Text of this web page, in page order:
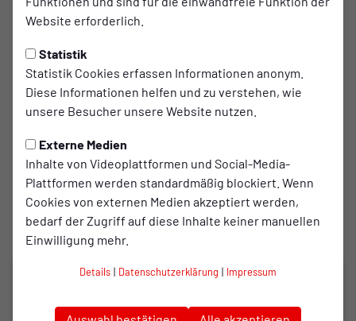
Website erforderlich.
Statistik
Statistik Cookies erfassen Informationen anonym.
Diese Informationen helfen und zu verstehen, wie
unsere Besucher unsere Website nutzen.
Externe Medien
Inhalte von Videoplattformen und Social-Media-
Plattformen werden standardmäßig blockiert. Wenn
Cookies von externen Medien akzeptiert werden,
bedarf der Zugriff auf diese Inhalte keiner manuellen
Einwilligung mehr.
Details | Datenschutzerklärung | Impressum
Medienarbeit oder die Unterstützung im Fanshop sind nur
ein Auszug der Aufgaben die von der Spieltags-Crew
Übernomen werden.
Auch du möchtest die RWO-Heimspiele hautnah erleben
und die Arbeiten neben dem Platz unterstützen? Dann
Sende uns deine Bewerbung (Lebenslauf, kurzes
Motivationsschreiben) vorzugsweise per Mail an unseren
Ansprechpartner.
Ansprechpartner
Alina Ratzlaff